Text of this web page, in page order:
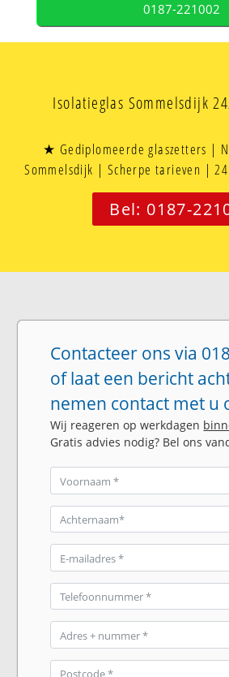
0187-221002
Isolatieglas Sommelsdijk
★ Gediplomeerde glaszetters |
Sommelsdijk | Scherpe tarieven |
Bel: 0187-
Contacteer ons via
of laat een bericht
nemen contact met u
Wij reageren op werkdagen
Gratis advies nodig? Bel ons